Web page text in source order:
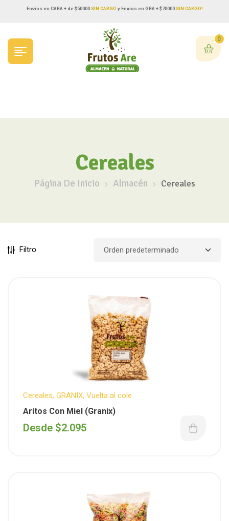
Envíos en CABA + de $50000SIN CARGO y Envíos en GBA + $70000 SIN CARGO!
0
Cereales
Página De Inicio Almacén Cereales
Filtro
Cereales, GRANIX, Vuelta al cole
Aritos Con Miel (Granix)
Desde $2.095